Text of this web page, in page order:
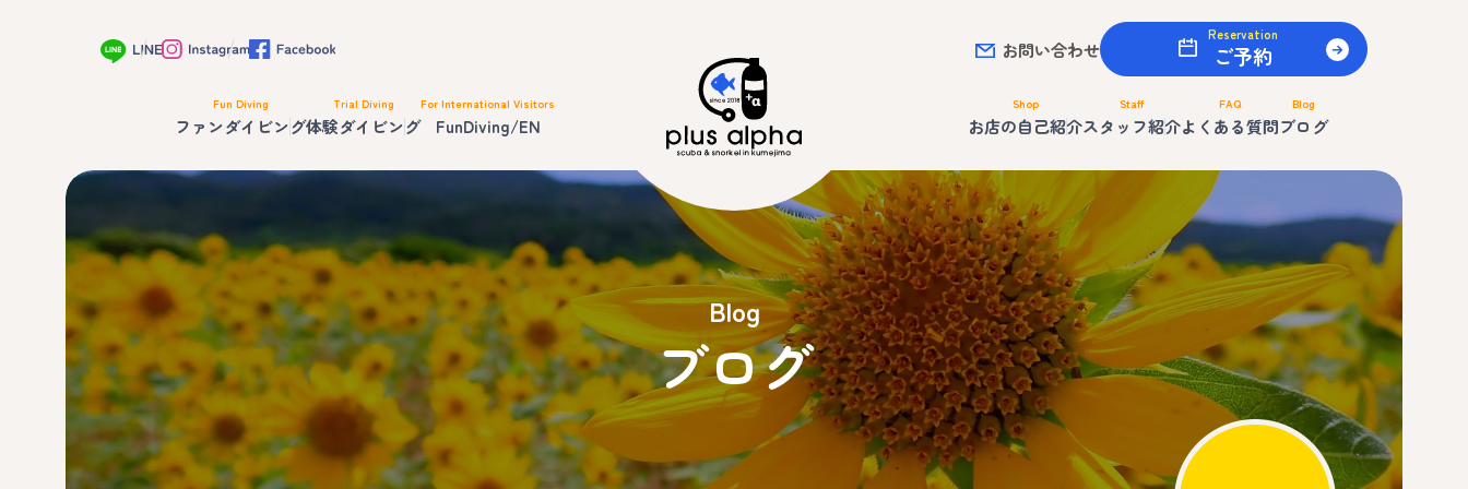
お問い合わせ
Reservation
ご予約
Fun Diving
ファンダイビング
Trial Diving
体験ダイビング
For International Visitors
FunDiving/EN
Shop
お店の自己紹介
Staff
スタッフ紹介
FAQ
よくある質問
Blog
ブログ
Blog
ブログ